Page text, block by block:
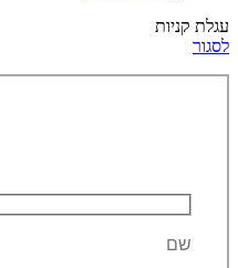
עגלת קניות
לסגור